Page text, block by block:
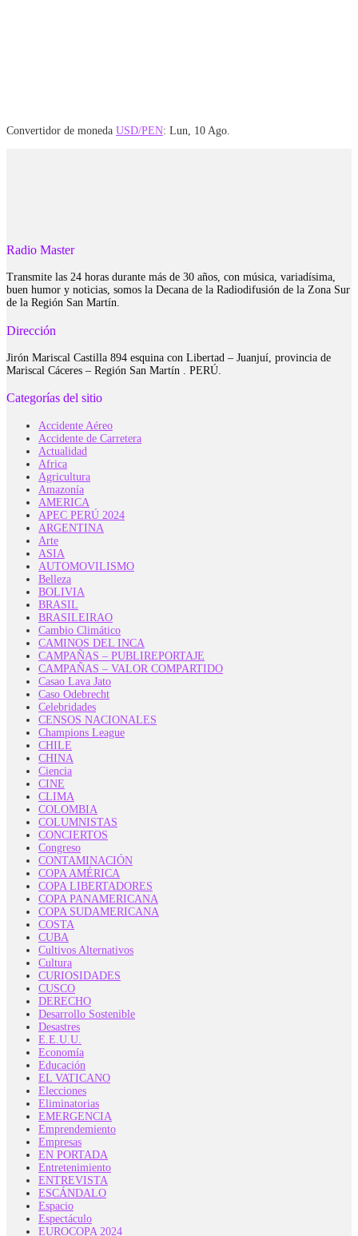
Convertidor de moneda USD/PEN: Lun, 10 Ago.
Radio Master
Transmite las 24 horas durante más de 30 años, con música, variadísima,
buen humor y noticias, somos la Decana de la Radiodifusión de la Zona Sur
de la Región San Martín.
Dirección
Jirón Mariscal Castilla 894 esquina con Libertad – Juanjuí, provincia de
Mariscal Cáceres – Región San Martín . PERÚ.
Categorías del sitio
Accidente Aéreo
Accidente de Carretera
Actualidad
Africa
Agricultura
Amazonía
AMERICA
APEC PERÚ 2024
ARGENTINA
Arte
ASIA
AUTOMOVILISMO
Belleza
BOLIVIA
BRASIL
BRASILEIRAO
Cambio Climático
CAMINOS DEL INCA
CAMPAÑAS – PUBLIREPORTAJE
CAMPAÑAS – VALOR COMPARTIDO
Casao Lava Jato
Caso Odebrecht
Celebridades
CENSOS NACIONALES
Champions League
CHILE
CHINA
Ciencia
CINE
CLIMA
COLOMBIA
COLUMNISTAS
CONCIERTOS
Congreso
CONTAMINACIÓN
COPA AMÉRICA
COPA LIBERTADORES
COPA PANAMERICANA
COPA SUDAMERICANA
COSTA
CUBA
Cultivos Alternativos
Cultura
CURIOSIDADES
CUSCO
DERECHO
Desarrollo Sostenible
Desastres
E.E.U.U.
Economía
Educación
EL VATICANO
Elecciones
Eliminatorias
EMERGENCIA
Emprendemiento
Empresas
EN PORTADA
Entretenimiento
ENTREVISTA
ESCÁNDALO
Espacio
Espectáculo
EUROCOPA 2024